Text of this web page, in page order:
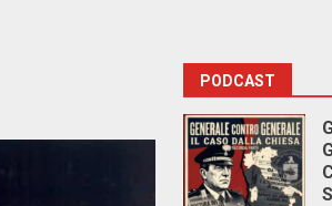
PODCAST